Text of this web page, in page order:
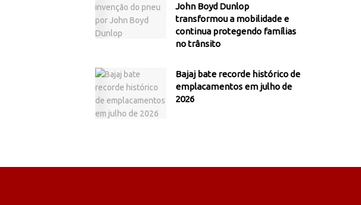
John Boyd Dunlop
transformou a mobilidade e
continua protegendo famílias
no trânsito
Bajaj bate recorde histórico de
emplacamentos em julho de
2026